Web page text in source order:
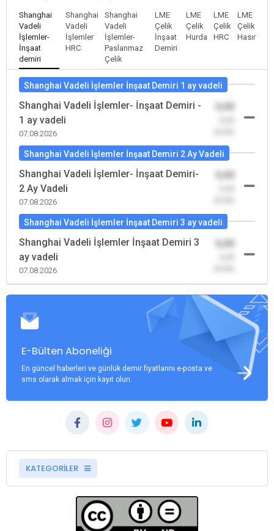
Shanghai
Vadeli
İşlemler-
İnşaat
demiri
Shanghai
Vadeli
İşlemler
HRC
Shanghai
Vadeli
İşlemler-
Paslanmaz
Çelik
LME
Çelik
İnşaat
Demiri
LME
Çelik
Hurda
LME
Çelik
HRC
LME
Çelik
Hasır
Shanghai Vadeli İşlemler İnşaat Demiri 1 ay vadeli
Shanghai Vadeli İşlemler- İnşaat Demiri -
1 ay vadeli
07.08.2026
Shanghai Vadeli İşlemler İnşaat Demiri 2 Ay Vadeli
Shanghai Vadeli İşlemler- İnşaat Demiri-
2 Ay Vadeli
07.08.2026
Shanghai Vadeli İşlemler İnşaat Demiri 3 ay vadeli
Shanghai Vadeli İşlemler İnşaat Demiri 3
ay vadeli
07.08.2026
E-Bülten Aboneliği
En güncel haberleri ve günlük demir fiyatlarını e-posta ve
sms olarak almak için kayıt olun.
KATEGORİLER